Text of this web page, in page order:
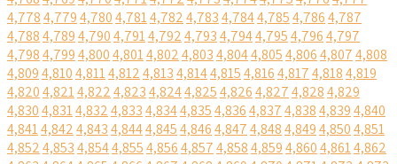
4,7784,7794,7804,7814,7824,7834,7844,7854,7864,787
4,7884,7894,7904,7914,7924,7934,7944,7954,7964,797
4,7984,7994,8004,8014,8024,8034,8044,8054,8064,8074,808
4,8094,8104,8114,8124,8134,8144,8154,8164,8174,8184,819
4,8204,8214,8224,8234,8244,8254,8264,8274,8284,829
4,8304,8314,8324,8334,8344,8354,8364,8374,8384,8394,840
4,8414,8424,8434,8444,8454,8464,8474,8484,8494,8504,851
4,8524,8534,8544,8554,8564,8574,8584,8594,8604,8614,862